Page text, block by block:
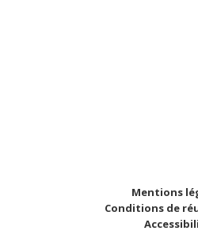
Mentions
Conditions de